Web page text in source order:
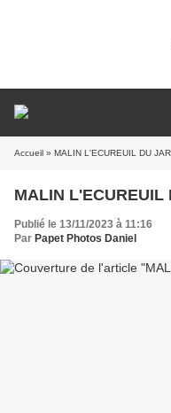
Accueil » MALIN L'ECUREUIL DU
MALIN L'ECUREUIL
Publié le 13/11/2023 à 11:16
Par Papet Photos Daniel